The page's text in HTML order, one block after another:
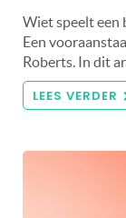
Wiet speelt een
Een
Roberts. In dit
LEES VERDER